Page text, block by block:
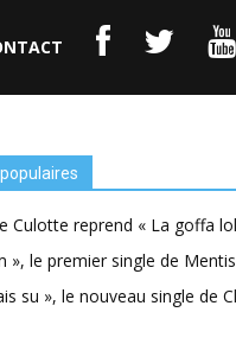
Culotte reprend « La goffa
», le premier single de
su », le nouveau single de